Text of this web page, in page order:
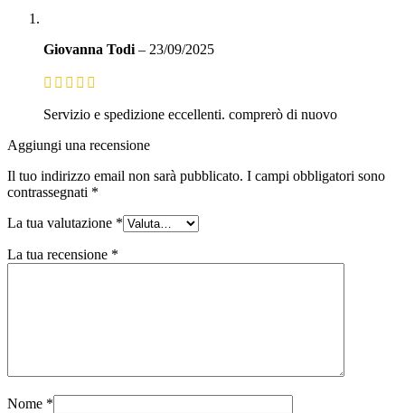
Giovanna Todi– 23/09/2025
Servizio e spedizione eccellenti. comprerò di nuovo
Aggiungi una recensione
Il tuo indirizzo email non sarà pubblicato. I campi obbligatori sono
contrassegnati *
La tua valutazione *
La tua recensione *
Nome *